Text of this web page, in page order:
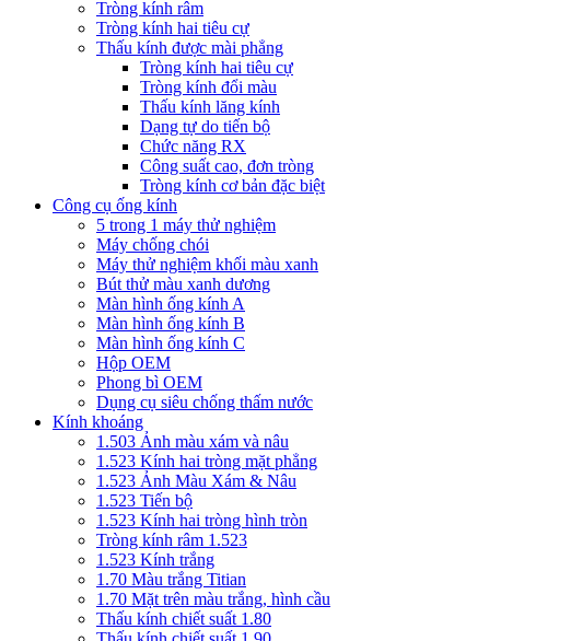
Tròng kính râm
Tròng kính hai tiêu cự
Thấu kính được mài phẳng
Tròng kính hai tiêu cự
Tròng kính đổi màu
Thấu kính lăng kính
Dạng tự do tiến bộ
Chức năng RX
Công suất cao, đơn tròng
Tròng kính cơ bản đặc biệt
Công cụ ống kính
5 trong 1 máy thử nghiệm
Máy chống chói
Máy thử nghiệm khối màu xanh
Bút thử màu xanh dương
Màn hình ống kính A
Màn hình ống kính B
Màn hình ống kính C
Hộp OEM
Phong bì OEM
Dụng cụ siêu chống thấm nước
Kính khoáng
1.503 Ảnh màu xám và nâu
1.523 Kính hai tròng mặt phẳng
1.523 Ảnh Màu Xám & Nâu
1.523 Tiến bộ
1.523 Kính hai tròng hình tròn
Tròng kính râm 1.523
1.523 Kính trắng
1.70 Màu trắng Titian
1.70 Mặt trên màu trắng, hình cầu
Thấu kính chiết suất 1.80